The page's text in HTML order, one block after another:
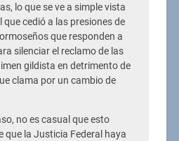
lo que se ve a simple vista
que cedió a las presiones de
que responden a
silenciar el reclamo de las
gildista en detrimento de
clama por un cambio de
no es casual que esto
que la Justicia Federal haya